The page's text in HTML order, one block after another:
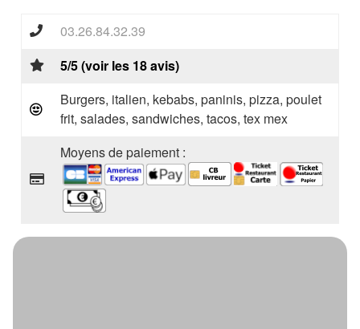
03.26.84.32.39
5/5 (voir les 18 avis)
Burgers, italien, kebabs, paninis, pizza, poulet
frit, salades, sandwiches, tacos, tex mex
Moyens de paiement :